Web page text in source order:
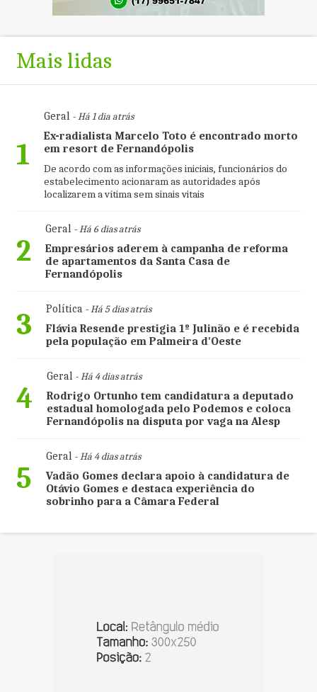
Mais lidas
1
Geral- Há 1 dia atrás
Ex-radialista Marcelo Toto é encontrado morto
em resort de Fernandópolis
De acordo com as informações iniciais, funcionários do
estabelecimento acionaram as autoridades após
localizarem a vítima sem sinais vitais
2
Geral- Há 6 dias atrás
Empresários aderem à campanha de reforma
de apartamentos da Santa Casa de
Fernandópolis
3 Política- Há 5 dias atrás
Flávia Resende prestigia 1º Julinão e é recebida
pela população em Palmeira d'Oeste
4
Geral- Há 4 dias atrás
Rodrigo Ortunho tem candidatura a deputado
estadual homologada pelo Podemos e coloca
Fernandópolis na disputa por vaga na Alesp
5
Geral- Há 4 dias atrás
Vadão Gomes declara apoio à candidatura de
Otávio Gomes e destaca experiência do
sobrinho para a Câmara Federal